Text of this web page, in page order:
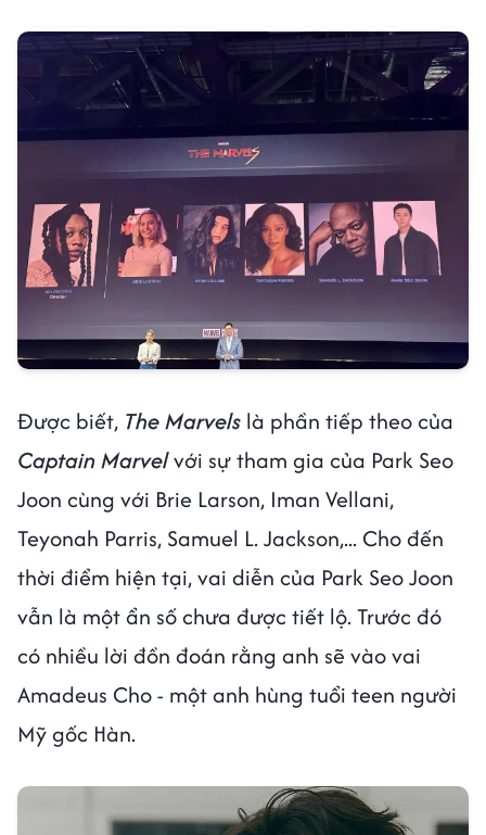
Được biết, The Marvels là phần tiếp theo của
Captain Marvelvới sự tham gia của Park Seo
Joon cùng với Brie Larson, Iman Vellani,
Teyonah Parris, Samuel L. Jackson,... Cho đến
thời điểm hiện tại, vai diễn của Park Seo Joon
vẫn là một ẩn số chưa được tiết lộ. Trước đó
có nhiều lời đồn đoán rằng anh sẽ vào vai
Amadeus Cho - một anh hùng tuổi teen người
Mỹ gốc Hàn.